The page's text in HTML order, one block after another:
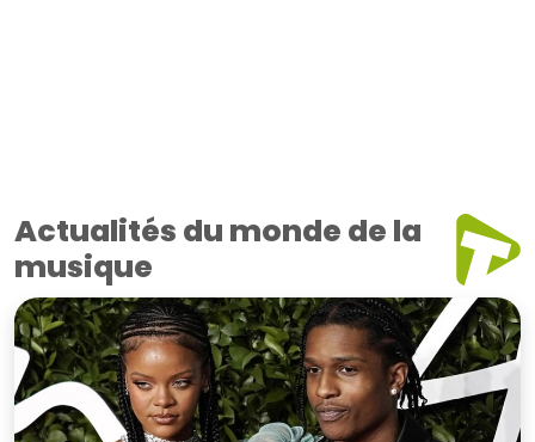
Actualités du monde de la
musique